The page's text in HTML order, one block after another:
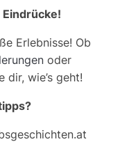
Erlebnisse! Ob
oder
dir, wie’s geht!